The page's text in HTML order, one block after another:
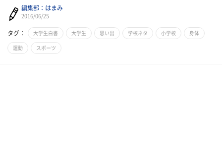
編集部：はまみ
2016/06/25
タグ： 大学生白書 大学生 思い出 学校ネタ 小学校 身体
運動 スポーツ